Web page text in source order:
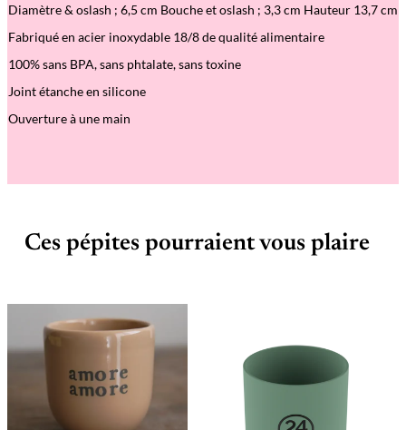
Diamètre & oslash ; 6,5 cm Bouche et oslash ; 3,3 cm Hauteur 13,7 cm
Fabriqué en acier inoxydable 18/8 de qualité alimentaire
100% sans BPA, sans phtalate, sans toxine
Joint étanche en silicone
Ouverture à une main
Ces pépites pourraient vous plaire